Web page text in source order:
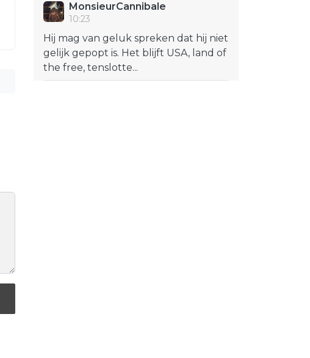
MonsieurCannibale
10:23
Hij mag van geluk spreken dat hij niet
gelijk gepopt is. Het blijft USA, land of
the free, tenslotte...